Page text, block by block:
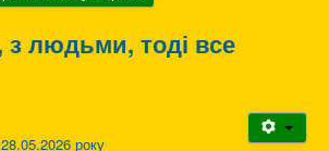
з людьми, тоді все
року